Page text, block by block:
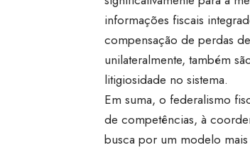
informações fiscais
compensação de perdas
unilateralmente, também
litigiosidade no sistema.
Em suma, o federalismo
de competências, à
busca por um modelo